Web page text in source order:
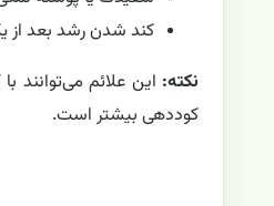
کند شدن رشد بعد
نکته:
کوددهی بیشتر است.